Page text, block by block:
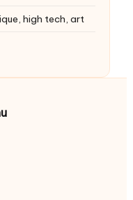
high tech, art